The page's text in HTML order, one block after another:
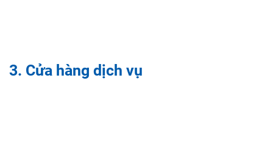
3. Cửa hàng dịch vụ